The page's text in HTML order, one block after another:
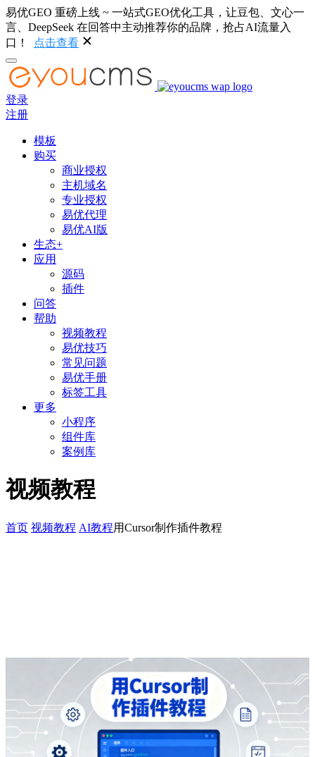
易优GEO 重磅上线 ~ 一站式GEO优化工具，让豆包、文心一
言、DeepSeek 在回答中主动推荐你的品牌，抢占AI流量入
口！
点击查看
登录
注册
模板
购买
商业授权
主机域名
专业授权
易优代理
易优AI版
生态+
应用
源码
插件
问答
帮助
视频教程
易优技巧
常见问题
易优手册
标签工具
更多
小程序
组件库
案例库
视频教程
首页 视频教程 AI教程用Cursor制作插件教程